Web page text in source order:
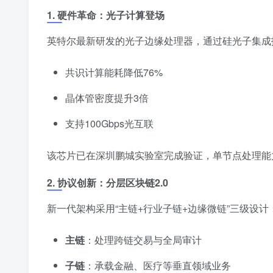
1. 硬件革命：光子计算登场
英特尔最新研发的光子边缘处理器，通过硅光子集成
共识计算能耗降低76%
晶体管密度提升3倍
支持100Gbps光互联
该芯片已在深圳鹏城实验室完成验证，单节点处理能
2. 协议创新：分层区块链2.0
新一代架构采用“主链+行业子链+边缘微链”三级设计
主链 ：处理跨链交易与全局审计
子链 ：承载金融、医疗等垂直领域业务